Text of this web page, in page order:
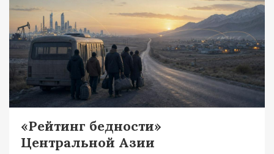
«Рейтинг бедности»
Центральной Азии